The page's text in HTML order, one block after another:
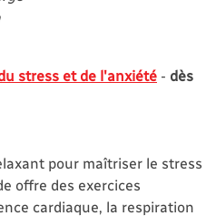
stress et de l'anxiété - dès
pour maîtriser le stress
offre des exercices
cardiaque, la respiration